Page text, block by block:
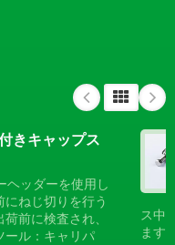
きキャップス
ヘッダーを使用し
ねじ切りを行う
前に検査され、
ール：キャリパ
ス中
ます